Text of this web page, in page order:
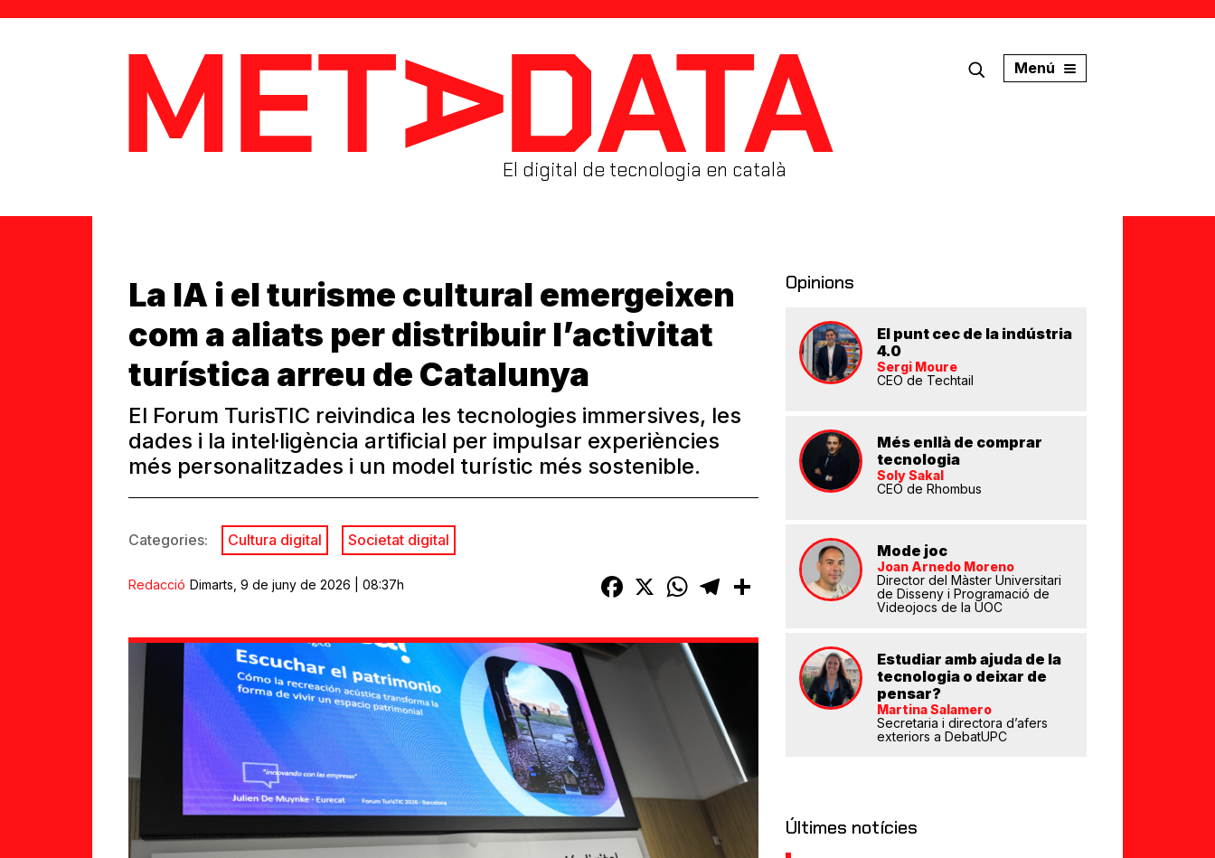
MetaData
El digital de tecnologia en català
Menú
La IA i el turisme cultural emergeixen
com a aliats per distribuir l’activitat
turística arreu de Catalunya
El Forum TurisTIC reivindica les tecnologies immersives, les
dades i la intel·ligència artificial per impulsar experiències
més personalitzades i un model turístic més sostenible.
Categories: Cultura digital Societat digital
Redacció Dimarts, 9 de juny de 2026 | 08:37h Facebook
X WhatsAppTelegramComparteix
Opinions
El punt cec de la indústria
4.0
Sergi Moure
CEO de Techtail
Més enllà de comprar
tecnologia
Soly Sakal
CEO de Rhombus
Mode joc
Joan Arnedo Moreno
Director del Màster Universitari
de Disseny i Programació de
Videojocs de la UOC
Estudiar amb ajuda de la
tecnologia o deixar de
pensar?
Martina Salamero
Secretaria i directora d’afers
exteriors a DebatUPC
Últimes notícies